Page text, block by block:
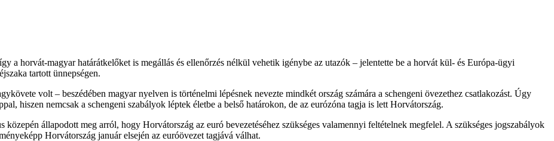
a horvát-magyar határátkelőket is megállás és ellenőrzés nélkül vehetik igénybe az utazók – jelentette be a horvát kül- és Európa-ügyi
tartott ünnepségen.
volt – beszédében magyar nyelven is történelmi lépésnek nevezte mindkét ország számára a schengeni övezethez csatlakozást. Úgy
hiszen nemcsak a schengeni szabályok léptek életbe a belső határokon, de az eurózóna tagja is lett Horvátország.
állapodott meg arról, hogy Horvátország az euró bevezetéséhez szükséges valamennyi feltételnek megfelel. A szükséges jogszabályok
Horvátország január elsején az euróövezet tagjává válhat.